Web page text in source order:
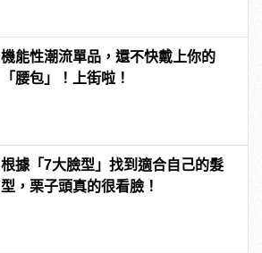
機能性潮流單品，還不快戴上你的
「腰包」！上街啦！
根據「7大臉型」找到適合自己的髮
型，栗子頭真的很看臉！